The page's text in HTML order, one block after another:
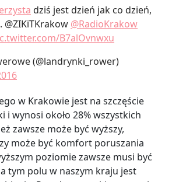
dziś jest dzień jak co dzień,
@RadioKrakow
B7alOvnwxu
(@landrynki_rower)
w Krakowie jest na szczęście
i wynosi około 28% wszystkich
zawsze może być wyższy,
może być komfort poruszania
poziomie zawsze musi być
tym polu w naszym kraju jest